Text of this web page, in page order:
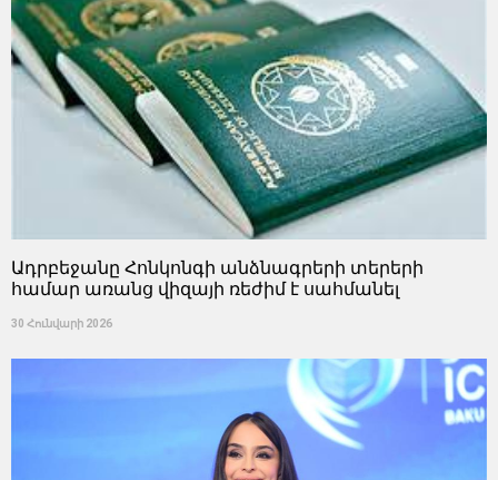
Ադրբեջանը Հոնկոնգի անձնագրերի տերերի
համար առանց վիզայի ռեժիմ է սահմանել
30 Հունվարի 2026